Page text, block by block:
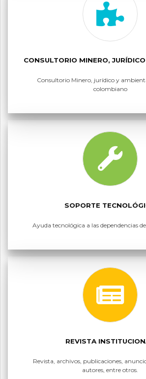
CONSULTORIO MINERO,
Consultorio Minero, jurídico y
colombiano
SOPORTE
Ayuda tecnológica a las dependencias
REVISTA
Revista, archivos, publicaciones,
autores, entre otros.